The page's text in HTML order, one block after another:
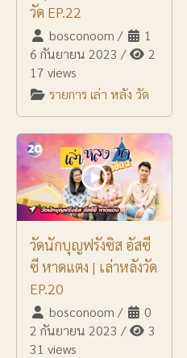
วัด EP.22
bosconoom /
1
6 กันยายน 2023 /
2
17 views
รายการ เล่า หลัง วัด
วัดนักบุญฟรังซิส อัสซี
ซี หาดแตง | เล่าหลังวัด
EP.20
bosconoom /
0
2 กันยายน 2023 /
3
31 views